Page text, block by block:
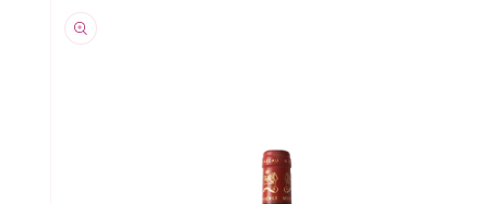
報にス
キップ